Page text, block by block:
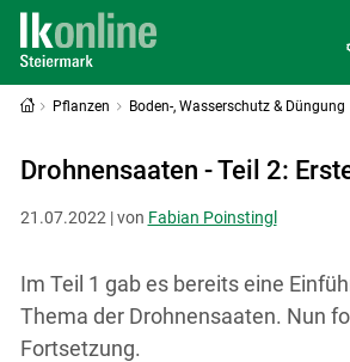
Pflanzen Boden-, Wasserschutz & Düngung
Drohnensaaten - Teil 2:
21.07.2022 | von Fabian Poinstingl
Im Teil 1 gab es bereits eine
Thema der Drohnensaaten. Nun
Fortsetzung.